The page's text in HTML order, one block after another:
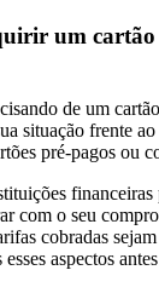
um cartão
de um
situação frente
pré-pagos ou
financeiras
com o seu
cobradas
aspectos